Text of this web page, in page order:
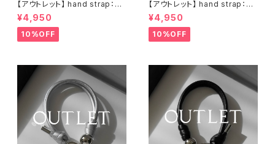
【アウトレット】 hand strap：M
oval gold / アイボリー
¥4,950
10%OFF
【アウトレット】 hand strap：M
oval gold / ブラック
¥4,950
10%OFF